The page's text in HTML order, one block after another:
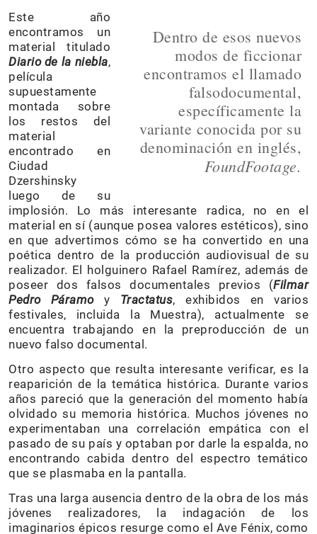
Dentro de esos nuevos
modos de ficcionar
encontramos el llamado
falsodocumental,
específicamente la
variante conocida por su
denominación en inglés,
FoundFootage.
Este año
encontramos un
material titulado
Diario de la niebla,
película
supuestamente
montada sobre
los restos del
material
encontrado en
Ciudad
Dzershinsky
luego de su
implosión. Lo más interesante radica, no en el
material en sí (aunque posea valores estéticos), sino
en que advertimos cómo se ha convertido en una
poética dentro de la producción audiovisual de su
realizador. El holguinero Rafael Ramírez, además de
poseer dos falsos documentales previos (Filmar
Pedro Páramoy Tractatus, exhibidos en varios
festivales, incluida la Muestra), actualmente se
encuentra trabajando en la preproducción de un
nuevo falso documental.
Otro aspecto que resulta interesante verificar, es la
reaparición de la temática histórica. Durante varios
años pareció que la generación del momento había
olvidado su memoria histórica. Muchos jóvenes no
experimentaban una correlación empática con el
pasado de su país y optaban por darle la espalda, no
encontrando cabida dentro del espectro temático
que se plasmaba en la pantalla.
Tras una larga ausencia dentro de la obra de los más
jóvenes realizadores, la indagación de los
imaginarios épicos resurge como el Ave Fénix, como